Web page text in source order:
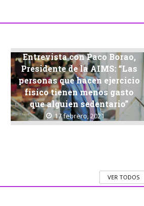
Entrevista con Paco Borao,
Presidente de la AIMS: “Las
personas que hacen ejercicio
físico tienen menos gasto
que alguien sedentario”
17 febrero, 2021
VER TODOS